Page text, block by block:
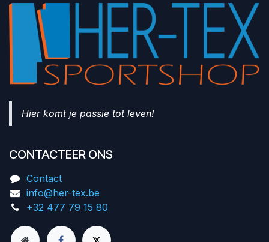
Hier komt je passie tot leven!
CONTACTEER ONS
Contact
info@her-tex.be
+32 477 79 15 80